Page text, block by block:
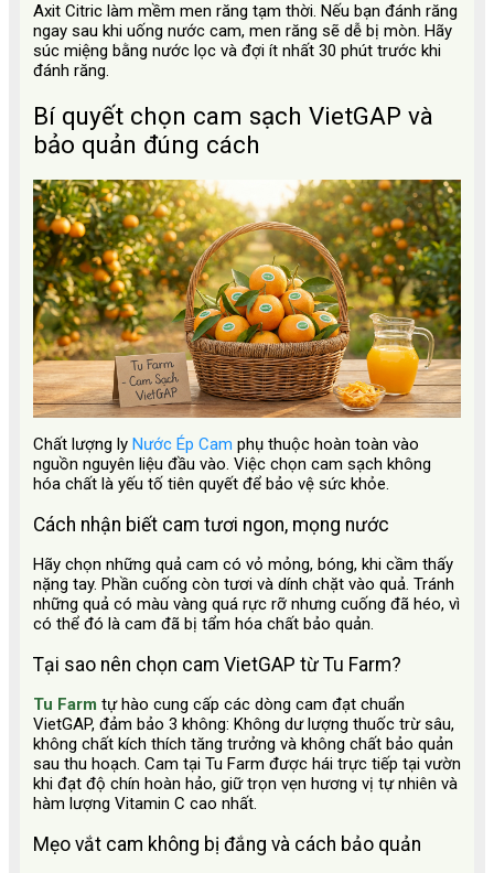
Axit Citric làm mềm men răng tạm thời. Nếu bạn đánh răng
ngay sau khi uống nước cam, men răng sẽ dễ bị mòn. Hãy
súc miệng bằng nước lọc và đợi ít nhất 30 phút trước khi
đánh răng.
Bí quyết chọn cam sạch VietGAP và
bảo quản đúng cách
Chất lượng ly Nước Ép Cam phụ thuộc hoàn toàn vào
nguồn nguyên liệu đầu vào. Việc chọn cam sạch không
hóa chất là yếu tố tiên quyết để bảo vệ sức khỏe.
Cách nhận biết cam tươi ngon, mọng nước
Hãy chọn những quả cam có vỏ mỏng, bóng, khi cầm thấy
nặng tay. Phần cuống còn tươi và dính chặt vào quả. Tránh
những quả có màu vàng quá rực rỡ nhưng cuống đã héo, vì
có thể đó là cam đã bị tẩm hóa chất bảo quản.
Tại sao nên chọn cam VietGAP từ Tu Farm?
Tu Farm tự hào cung cấp các dòng cam đạt chuẩn
VietGAP, đảm bảo 3 không: Không dư lượng thuốc trừ sâu,
không chất kích thích tăng trưởng và không chất bảo quản
sau thu hoạch. Cam tại Tu Farm được hái trực tiếp tại vườn
khi đạt độ chín hoàn hảo, giữ trọn vẹn hương vị tự nhiên và
hàm lượng Vitamin C cao nhất.
Mẹo vắt cam không bị đắng và cách bảo quản